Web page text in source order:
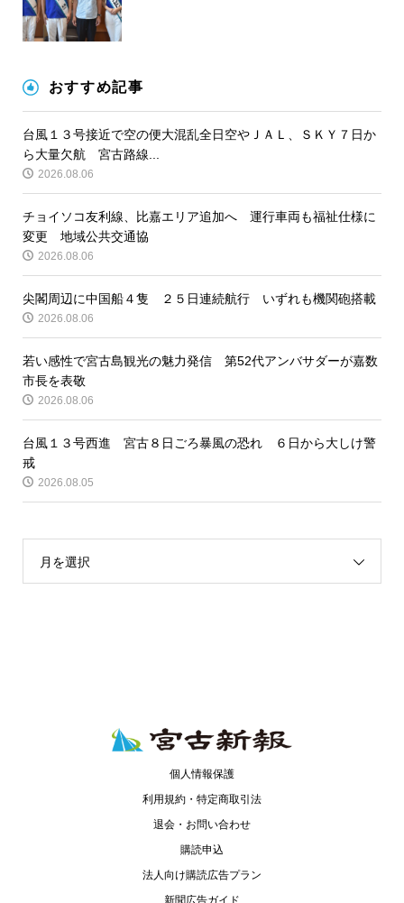
おすすめ記事
台風１３号接近で空の便大混乱全日空やＪＡＬ、ＳＫＹ７日か
ら大量欠航 宮古路線...
2026.08.06
チョイソコ友利線、比嘉エリア追加へ 運行車両も福祉仕様に
変更 地域公共交通協
2026.08.06
尖閣周辺に中国船４隻 ２５日連続航行 いずれも機関砲搭載
2026.08.06
若い感性で宮古島観光の魅力発信 第52代アンバサダーが嘉数
市長を表敬
2026.08.06
台風１３号西進 宮古８日ごろ暴風の恐れ ６日から大しけ警
戒
2026.08.05
月を選択
個人情報保護
利用規約・特定商取引法
退会・お問い合わせ
購読申込
法人向け購読広告プラン
新聞広告ガイド